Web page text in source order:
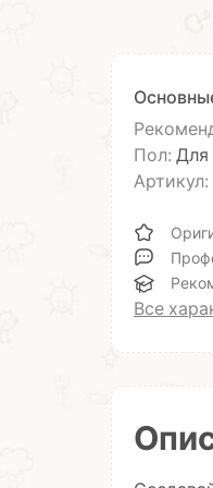
Пол: Для
Артикул:
Все